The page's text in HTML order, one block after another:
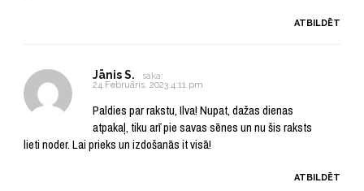
ATBILDĒT
Jānis S.
saka:
24 Februāris, 2023 4:11 pm
Paldies par rakstu, Ilva! Nupat, dažas dienas
atpakaļ, tiku arī pie savas sēnes un nu šis raksts
lieti noder. Lai prieks un izdošanās it visā!
ATBILDĒT